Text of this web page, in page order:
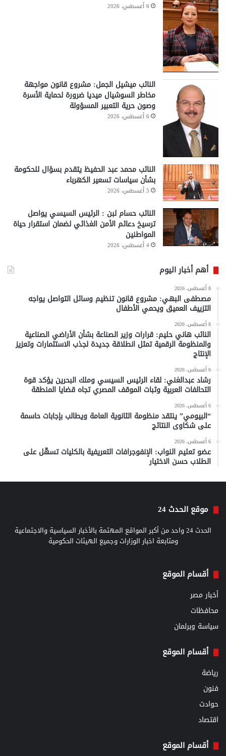
6 أغسطس، 2026
النائب ميشيل الجمل: مشروع قانون مواجهة
مخاطر السوشيال ميديا ضرورة لحماية الأسرة
وصون حرية التعبير المسؤولة
6 أغسطس، 2026
النائب محمد عبد الحفيظ يتقدم بسؤال للحكومة
بشأن سياسات تسعير الكهرباء
5 أغسطس، 2026
النائب حسام لبن : الرئيس السيسي يواصل
ترسيخ دعائم الأمن الغذائي لضمان استقرار حياة
المواطنين
4 أغسطس، 2026
أهم أخبار اليوم
8 أغسطس، 2026
مصطفى البهي: مشروع قانون تنظيم وسائل التواصل يواجه
التزييف العميق ويحمي الأطفال
8 أغسطس، 2026
النائب هاني حليم: قرارات وزير الصناعة بشأن الأراضي الصناعية
والمنظومة الرقمية تمثل انطلاقة جديدة لجذب الاستثمارات وتعزيز
الإنتاج
6 أغسطس، 2026
رشاد عبدالغني: لقاء الرئيس السيسي وملك البحرين يؤكد قوة
التحالفات العربية وثبات الموقف المصري تجاه قضايا المنطقة
6 أغسطس، 2026
“البيومي” ينتقد منظومة الثانوية العامة ويطالب بإجابات حاسمة
على شكاوى النتائج
6 أغسطس، 2026
عضو تعليم النواب: الإنفوجرافات التعريفية بالكليات تسهّل على
الطلاب حسن الاختيار
موقع الحدث 24
الحدث 24 واحد من أكبر المواقع المهتمة بالأخبار السياسية والاجتماعية
ومتابعة اخبار الوزارات وجميع الهيئات الحكومية
أقسام الموقع
أخبار مصر
محافظات
سياسة وبرلمان
أقسام الموقع
رياضة
فنون
حوادث
اقتصاد
أقسام الموقع